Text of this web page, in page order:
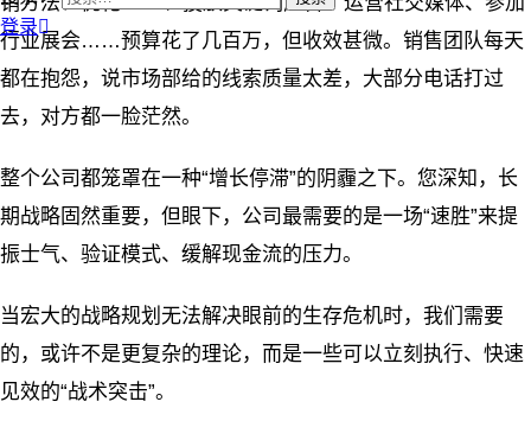
登录
行业展会……预算花了几百万，但收效甚微。销售团队每天
都在抱怨，说市场部给的线索质量太差，大部分电话打过
去，对方都一脸茫然。
整个公司都笼罩在一种“增长停滞”的阴霾之下。您深知，长
期战略固然重要，但眼下，公司最需要的是一场“速胜”来提
振士气、验证模式、缓解现金流的压力。
当宏大的战略规划无法解决眼前的生存危机时，我们需要
的，或许不是更复杂的理论，而是一些可以立刻执行、快速
见效的“战术突击”。